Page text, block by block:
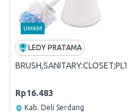
UMKM
LEDY PRATAMA
BRUSH,SANITARY:CLOSET;PLTC
Rp16.483
Kab. Deli Serdang